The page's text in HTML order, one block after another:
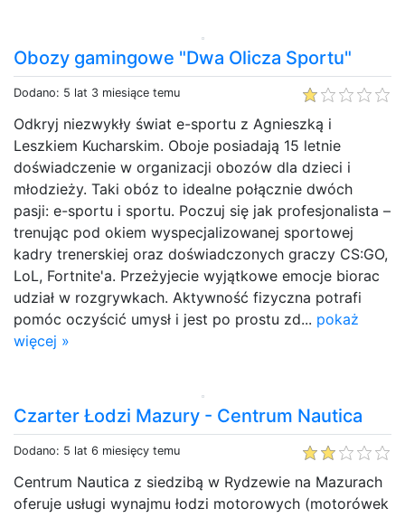
Obozy gamingowe "Dwa Olicza Sportu"
Dodano: 5 lat 3 miesiące temu
Odkryj niezwykły świat e-sportu z Agnieszką i
Leszkiem Kucharskim. Oboje posiadają 15 letnie
doświadczenie w organizacji obozów dla dzieci i
młodzieży. Taki obóz to idealne połącznie dwóch
pasji: e-sportu i sportu. Poczuj się jak profesjonalista –
trenując pod okiem wyspecjalizowanej sportowej
kadry trenerskiej oraz doświadczonych graczy CS:GO,
LoL, Fortnite'a. Przeżyjecie wyjątkowe emocje biorac
udział w rozgrywkach. Aktywność fizyczna potrafi
pomóc oczyścić umysł i jest po prostu zd... pokaż
więcej »
Czarter Łodzi Mazury - Centrum Nautica
Dodano: 5 lat 6 miesięcy temu
Centrum Nautica z siedzibą w Rydzewie na Mazurach
oferuje usługi wynajmu łodzi motorowych (motorówek